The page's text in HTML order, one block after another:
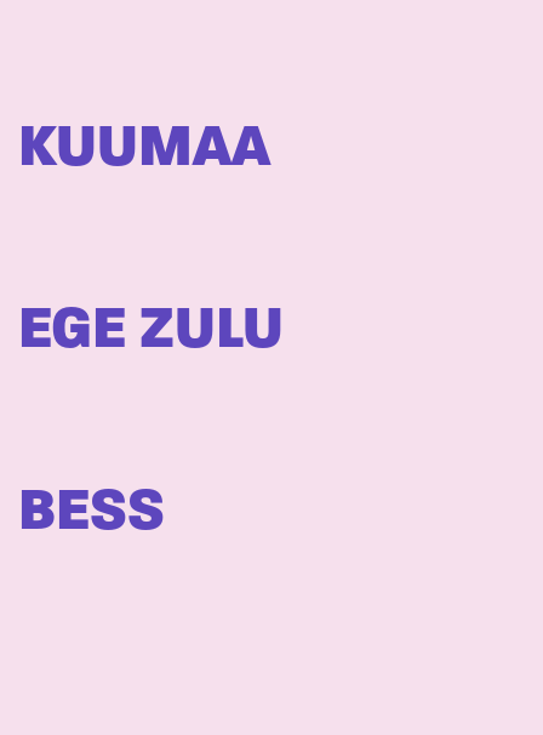
KUUMAA
EGE ZULU
BESS